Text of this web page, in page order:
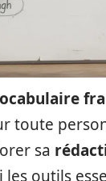
toute
sa
les outils